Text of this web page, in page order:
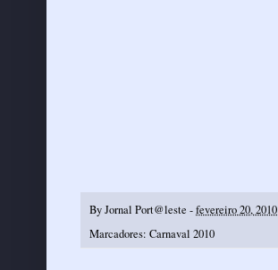
ByJornal Port@leste -fevereiro 20, 2010
Marcadores: Carnaval 2010